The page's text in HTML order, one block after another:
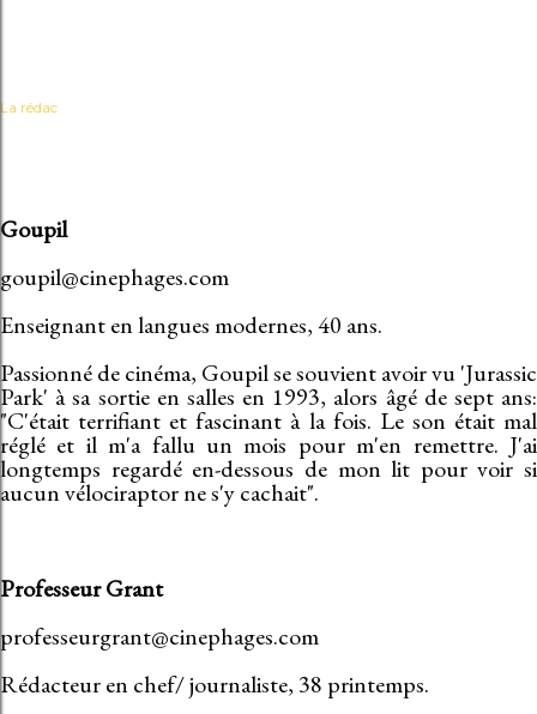
La rédac
Goupil
goupil@cinephages.com
Enseignant en langues modernes, 40 ans.
Passionné de cinéma, Goupil se souvient avoir vu 'Jurassic
Park' à sa sortie en salles en 1993, alors âgé de sept ans:
"C'était terrifiant et fascinant à la fois. Le son était mal
réglé et il m'a fallu un mois pour m'en remettre. J'ai
longtemps regardé en-dessous de mon lit pour voir si
aucun vélociraptor ne s'y cachait".
Professeur Grant
professeurgrant@cinephages.com
Rédacteur en chef/ journaliste, 38 printemps.